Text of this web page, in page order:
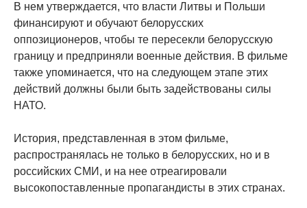
В нем утверждается, что власти Литвы и Польши
финансируют и обучают белорусских
оппозиционеров, чтобы те пересекли белорусскую
границу и предприняли военные действия. В фильме
также упоминается, что на следующем этапе этих
действий должны были быть задействованы силы
НАТО.
История, представленная в этом фильме,
распространялась не только в белорусских, но и в
российских СМИ, и на нее отреагировали
высокопоставленные пропагандисты в этих странах.